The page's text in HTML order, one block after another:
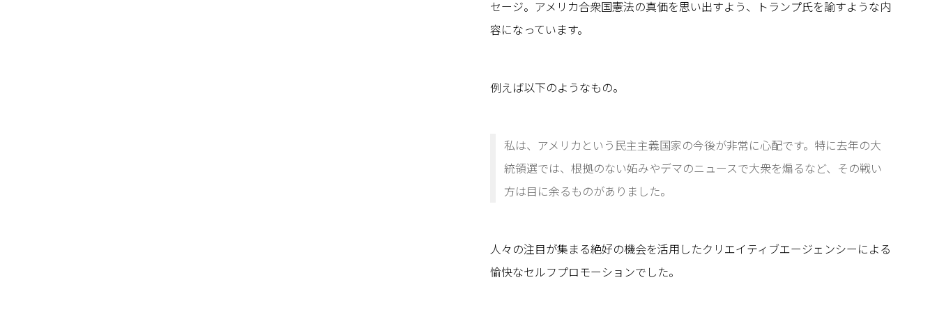
セージ。アメリカ合衆国憲法の真価を思い出すよう、トランプ氏を諭すような内
容になっています。
例えば以下のようなもの。
私は、アメリカという民主主義国家の今後が非常に心配です。特に去年の大
統領選では、根拠のない妬みやデマのニュースで大衆を煽るなど、その戦い
方は目に余るものがありました。
人々の注目が集まる絶好の機会を活用したクリエイティブエージェンシーによる
愉快なセルフプロモーションでした。